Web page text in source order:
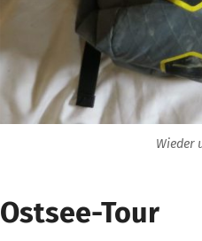
Wieder
Ostsee-Tour